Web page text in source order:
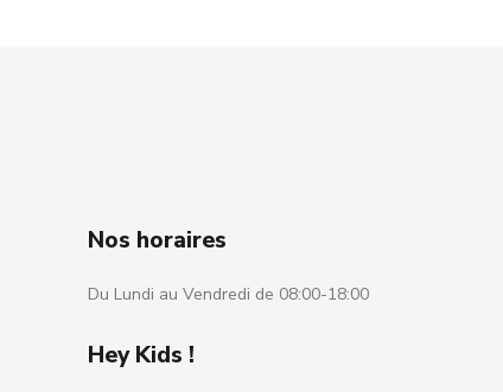
Nos horaires
Du Lundi au Vendredi de 08:00-18:00
Hey Kids !